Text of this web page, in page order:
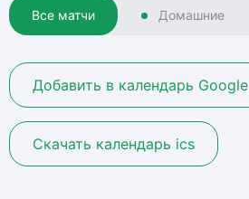
Все матчи Домашние
Добавить в календарь Google
Скачать календарь ics